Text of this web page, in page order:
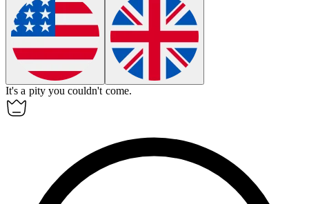
It's a pity you couldn't come.